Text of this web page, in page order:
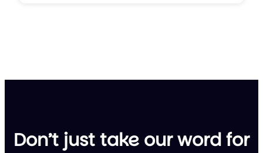
Don’t just take our word for